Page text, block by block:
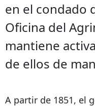
en el condado
Oficina del
mantiene
de ellos de
A partir de 1851, el